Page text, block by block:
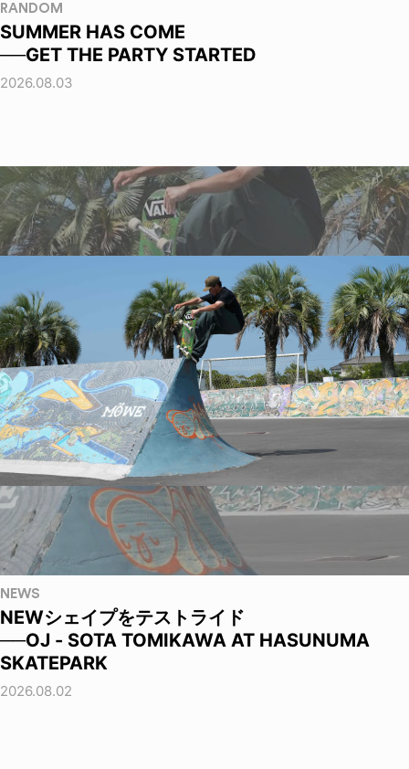
RANDOM
SUMMER HAS COME
──GET THE PARTY STARTED
2026.08.03
NEWS
NEWシェイプをテストライド
──OJ - SOTA TOMIKAWA AT HASUNUMA
SKATEPARK
2026.08.02